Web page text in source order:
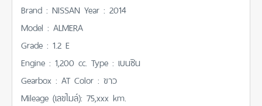
Brand : NISSAN Year : 2014
Model : ALMERA
Grade : 1.2 E
Engine : 1,200 cc. Type : เบนซิน
Gearbox : AT Color : ขาว
Mileage (เลขไมล์): 75,xxx km.